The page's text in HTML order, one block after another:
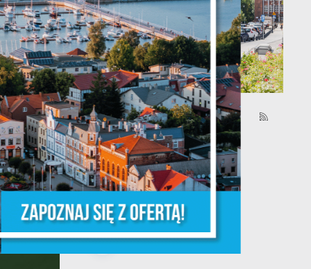
03 - 08 - 2026
Mammografia Puck
6.08.2026
Letnia mammograficzna
ofensywa – kobieto, nie
czekaj, badaj się! •
06.08.2026 Puck ul...